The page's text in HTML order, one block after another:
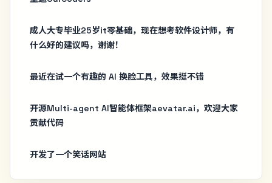
成人大专毕业25岁it零基础，现在想考软件设计师，有
什么好的建议吗，谢谢！
最近在试一个有趣的 AI 换脸工具，效果挺不错
开源Multi-agent AI智能体框架aevatar.ai，欢迎大家
贡献代码
开发了一个笑话网站